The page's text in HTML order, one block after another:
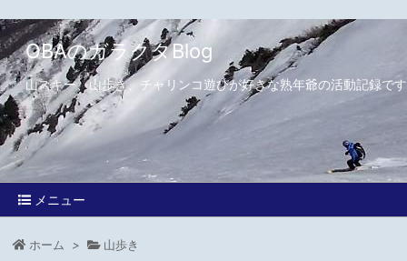
OBAのガラクタBlog
山スキー、山歩き、チャリンコ遊びが好きな熟年爺の活動記録です
メニュー
ホーム > 山歩き